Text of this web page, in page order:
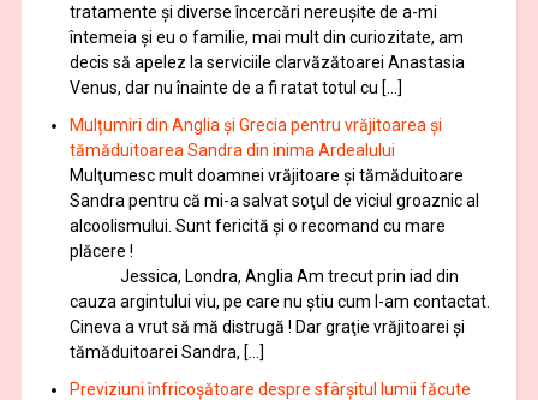
tratamente şi diverse încercări nereușite de a-mi
întemeia şi eu o familie, mai mult din curiozitate, am
decis să apelez la serviciile clarvăzătoarei Anastasia
Venus, dar nu înainte de a fi ratat totul cu […]
Mulțumiri din Anglia și Grecia pentru vrăjitoarea și
tămăduitoarea Sandra din inima Ardealului
Mulţumesc mult doamnei vrăjitoare și tămăduitoare
Sandra pentru că mi-a salvat soţul de viciul groaznic al
alcoolismului. Sunt fericită și o recomand cu mare
plăcere !
Jessica, Londra, Anglia Am trecut prin iad din
cauza argintului viu, pe care nu știu cum l-am contactat.
Cineva a vrut să mă distrugă ! Dar graţie vrăjitoarei și
tămăduitoarei Sandra, […]
Previziuni înfricoșătoare despre sfârșitul lumii făcute